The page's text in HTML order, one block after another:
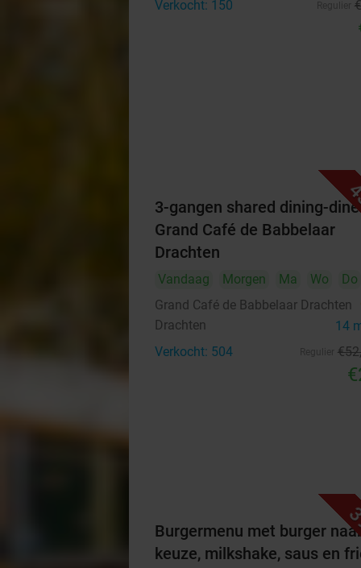
Verkocht: 150
3-gangen shared dining-
Grand Café de Babbelaar
Drachten
Vandaag Morgen Ma Wo Do
Grand Café de Babbelaar Drachten
Drachten 14
Verkocht: 504 €52
Burgermenu met burger
keuze, milkshake, saus en